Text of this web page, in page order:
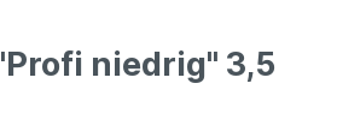
niedrig" 3,5